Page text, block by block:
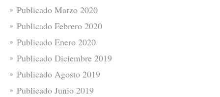
Publicado Marzo 2020
Publicado Febrero 2020
Publicado Enero 2020
Publicado Diciembre 2019
Publicado Agosto 2019
Publicado Junio 2019